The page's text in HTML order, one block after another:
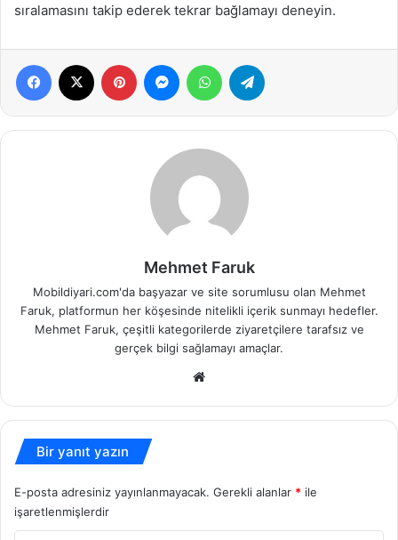
sıralamasını takip ederek tekrar bağlamayı deneyin.
Facebook Pinterest MessengerWhatsApp
Mehmet Faruk
Mobildiyari.com'da başyazar ve site sorumlusu olan Mehmet
Faruk, platformun her köşesinde nitelikli içerik sunmayı hedefler.
Mehmet Faruk, çeşitli kategorilerde ziyaretçilere tarafsız ve
gerçek bilgi sağlamayı amaçlar.
Bir yanıt yazın
E-posta adresiniz yayınlanmayacak. Gerekli alanlar * ile
işaretlenmişlerdir